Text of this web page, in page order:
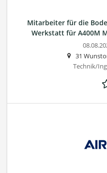
Mitarbeiter für die
Werkstatt für A400M
31
Technik/